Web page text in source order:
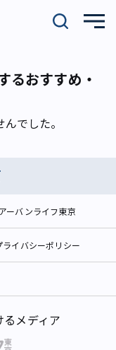
るおすすめ・
でした。
アーバンライフ東京
ライバシーポリシー
メディア